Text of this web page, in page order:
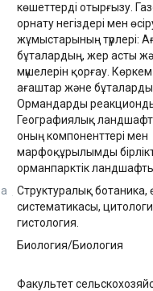
көшеттерді отырғызу.
орнату негіздері мен
жұмыстарының түрлері:
бұталардың, жер асты
мүшелерін қорғау. Көркем
ағаштар және бұталарды
Ормандарды
Географиялық ландшафт
оның компоненттері мен
марфоқұрылымды
орманпарктік
Структуралық ботаника,
систематикасы,
гистология.
Биология/Биология
Факультет